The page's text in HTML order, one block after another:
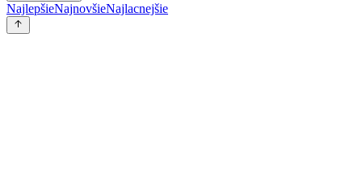
NajlepšieNajnovšieNajlacnejšie